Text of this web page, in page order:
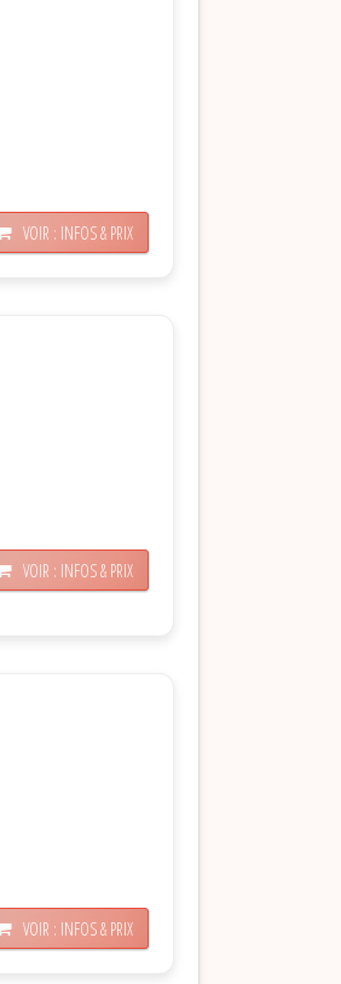
VOIR : INFOS & PRIX
VOIR : INFOS & PRIX
VOIR : INFOS & PRIX